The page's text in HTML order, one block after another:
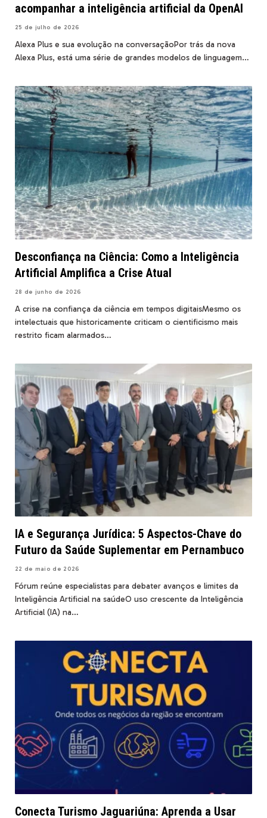
acompanhar a inteligência artificial da OpenAI
25 de julho de 2026
Alexa Plus e sua evolução na conversaçãoPor trás da nova
Alexa Plus, está uma série de grandes modelos de linguagem…
Desconfiança na Ciência: Como a Inteligência
Artificial Amplifica a Crise Atual
28 de junho de 2026
A crise na confiança da ciência em tempos digitaisMesmo os
intelectuais que historicamente criticam o cientificismo mais
restrito ficam alarmados…
IA e Segurança Jurídica: 5 Aspectos-Chave do
Futuro da Saúde Suplementar em Pernambuco
22 de maio de 2026
Fórum reúne especialistas para debater avanços e limites da
Inteligência Artificial na saúdeO uso crescente da Inteligência
Artificial (IA) na…
Conecta Turismo Jaguariúna: Aprenda a Usar